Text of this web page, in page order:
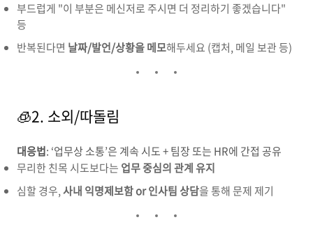
부드럽게 "이 부분은 메신저로 주시면 더 정리하기 좋겠습니다"
등
반복된다면 날짜/발언/상황을 메모해두세요 (캡처, 메일 보관 등)
🧊2. 소외/따돌림
대응법: ‘업무상 소통’은 계속 시도 + 팀장 또는 HR에 간접 공유
무리한 친목 시도보다는 업무 중심의 관계 유지
심할 경우,사내 익명제보함 or 인사팀 상담을 통해 문제 제기